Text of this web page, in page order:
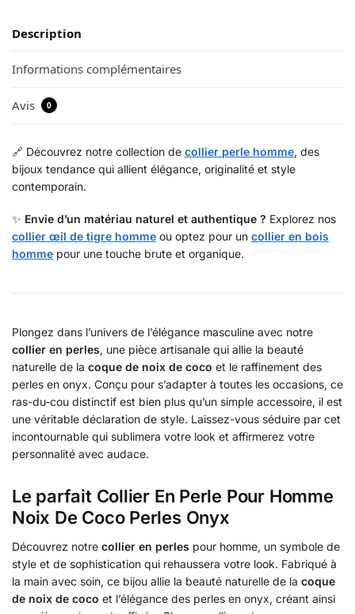
Description
Informations complémentaires
Avis 0
🔗 Découvrez notre collection de collier perle homme, des
bijoux tendance qui allient élégance, originalité et style
contemporain.
✨ Envie d’un matériau naturel et authentique ? Explorez nos
collier œil de tigre homme ou optez pour un collier en bois
homme pour une touche brute et organique.
Plongez dans l’univers de l’élégance masculine avec notre
collier en perles, une pièce artisanale qui allie la beauté
naturelle de la coque de noix de coco et le raffinement des
perles en onyx. Conçu pour s’adapter à toutes les occasions, ce
ras-du-cou distinctif est bien plus qu’un simple accessoire, il est
une véritable déclaration de style. Laissez-vous séduire par cet
incontournable qui sublimera votre look et affirmerez votre
personnalité avec audace.
Le parfait Collier En Perle Pour Homme
Noix De Coco Perles Onyx
Découvrez notre collier en perles pour homme, un symbole de
style et de sophistication qui rehaussera votre look. Fabriqué à
la main avec soin, ce bijou allie la beauté naturelle de la coque
de noix de coco et l’élégance des perles en onyx, créant ainsi